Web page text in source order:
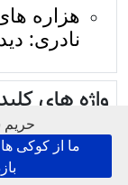
ما از کوکی
هزاره
نادری:
واژه های
تبعیض، تبعیض
طالبان،